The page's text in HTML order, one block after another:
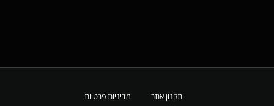
תקנון אתר מדיניות פרטיות